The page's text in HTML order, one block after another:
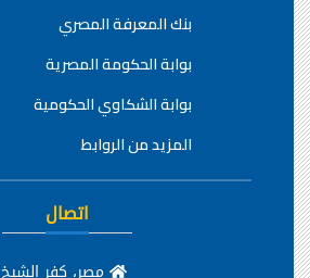
بنك المعرفة المصري
بوابة الحكومة المصرية
بوابة الشكاوي الحكومية
المزيد من الروابط
اتصال